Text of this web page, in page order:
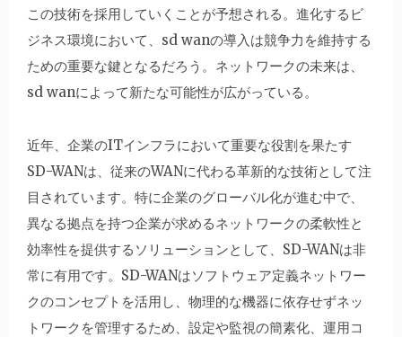
この技術を採用していくことが予想される。進化するビ
ジネス環境において、sd wanの導入は競争力を維持する
ための重要な鍵となるだろう。ネットワークの未来は、
sd wanによって新たな可能性が広がっている。
近年、企業のITインフラにおいて重要な役割を果たす
SD-WANは、従来のWANに代わる革新的な技術として注
目されています。特に企業のグローバル化が進む中で、
異なる拠点を持つ企業が求めるネットワークの柔軟性と
効率性を提供するソリューションとして、SD-WANは非
常に有用です。SD-WANはソフトウェア定義ネットワー
クのコンセプトを活用し、物理的な機器に依存せずネッ
トワークを管理するため、設定や監視の簡素化、運用コ